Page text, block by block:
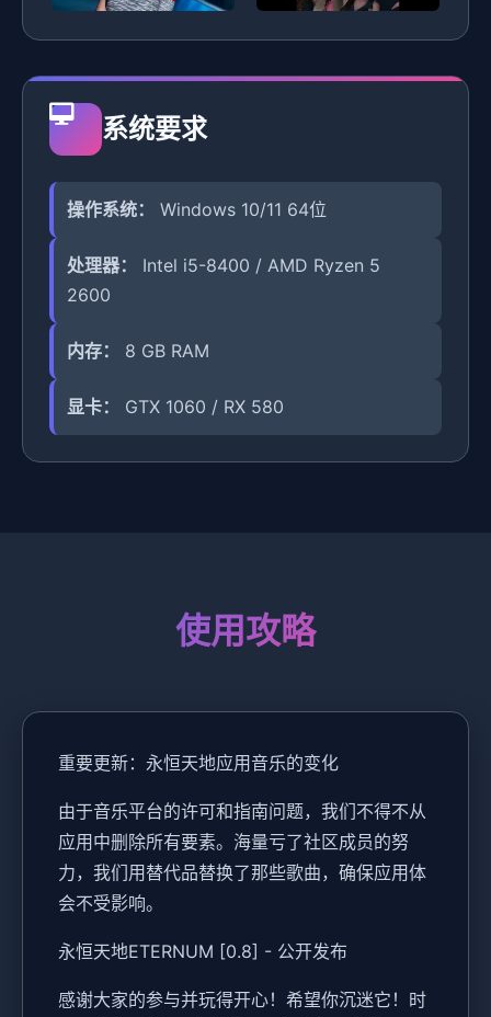
系统要求
操作系统： Windows 10/11 64位
处理器：
Intel i5-8400 / AMD Ryzen 5
2600
内存： 8 GB RAM
显卡： GTX 1060 / RX 580
使用攻略
重要更新：永恒天地应用音乐的变化
由于音乐平台的许可和指南问题，我们不得不从
应用中删除所有要素。海量亏了社区成员的努
力，我们用替代品替换了那些歌曲，确保应用体
会不受影响。
永恒天地ETERNUM [0.8] - 公开发布
感谢大家的参与并玩得开心！希望你沉迷它！时